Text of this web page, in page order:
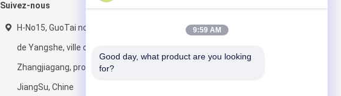
Suivez-nous
H-No15, GuoTai north rd, ville
de Yangshe, ville de
Zhangjiagang, province de
JiangSu, Chine
9:59 AM
Good day, what product are you looking
for?